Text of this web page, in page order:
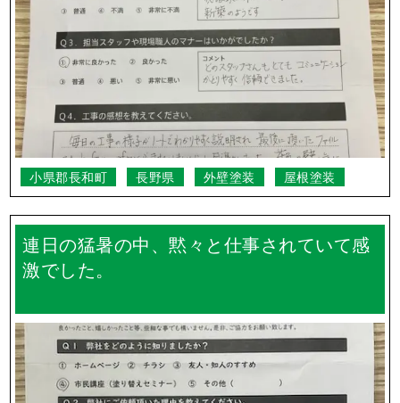
小県郡長和町 長野県 外壁塗装 屋根塗装
連日の猛暑の中、黙々と仕事されていて感
激でした。